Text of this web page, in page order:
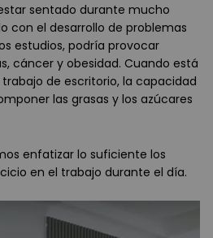
sentado durante mucho
con el desarrollo de problemas
estudios, podría provocar
cáncer y obesidad. Cuando está
de escritorio, la capacidad
las grasas y los azúcares
enfatizar lo suficiente los
en el trabajo durante el día.